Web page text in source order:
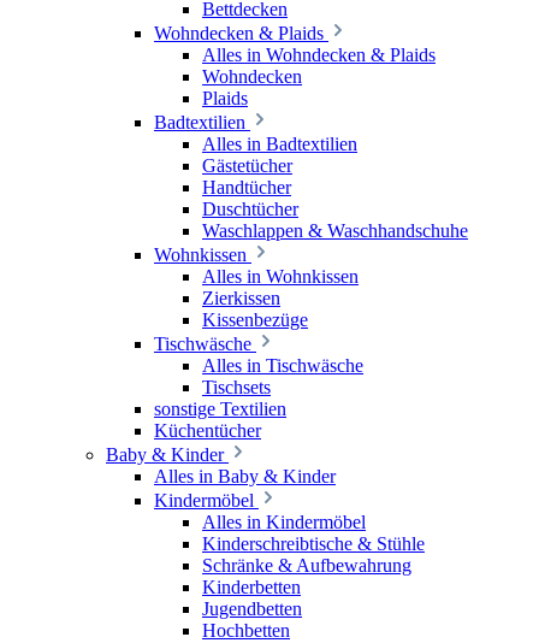
Bettdecken
Wohndecken & Plaids
Alles in Wohndecken & Plaids
Wohndecken
Plaids
Badtextilien
Alles in Badtextilien
Gästetücher
Handtücher
Duschtücher
Waschlappen & Waschhandschuhe
Wohnkissen
Alles in Wohnkissen
Zierkissen
Kissenbezüge
Tischwäsche
Alles in Tischwäsche
Tischsets
sonstige Textilien
Küchentücher
Baby & Kinder
Alles in Baby & Kinder
Kindermöbel
Alles in Kindermöbel
Kinderschreibtische & Stühle
Schränke & Aufbewahrung
Kinderbetten
Jugendbetten
Hochbetten